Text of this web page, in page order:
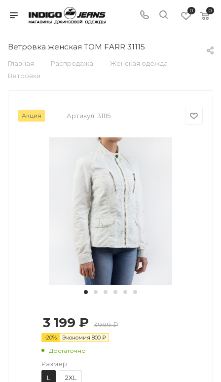
0 0
Ветровка женская TOM FARR 31115
Главная — Распродажа — Женская одежда —
Ветровки
Акция Артикул: 31115
3 199 ₽ 3999 ₽
-20% Экономия 800 ₽
Достаточно
Размер
L
2XL